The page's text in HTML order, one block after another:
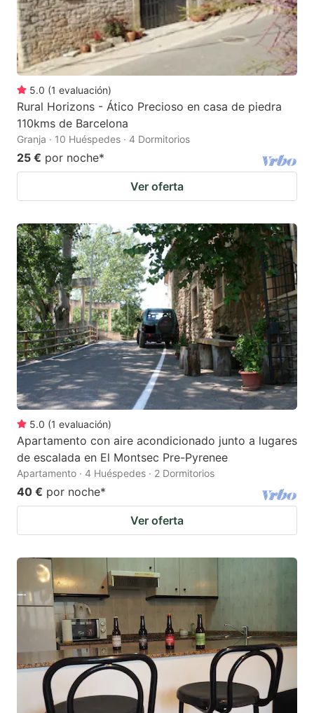
5.0 (1 evaluación)
Rural Horizons - Ático Precioso en casa de piedra
110kms de Barcelona
Granja · 10 Huéspedes · 4 Dormitorios
25 € por noche*
Ver oferta
5.0 (1 evaluación)
Apartamento con aire acondicionado junto a lugares
de escalada en El Montsec Pre-Pyrenee
Apartamento · 4 Huéspedes · 2 Dormitorios
40 € por noche*
Ver oferta